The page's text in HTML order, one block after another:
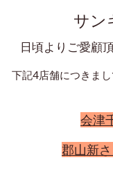
サン
日頃よりご愛顧
下記4店舗につきまし
会津
郡山新